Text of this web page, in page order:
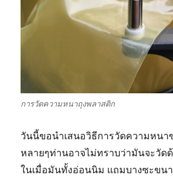
การวัดความหนาถุงพลาสติก
วันนี้ขอนำเสนอวิธีการวัดความหนา
หลายๆท่านอาจไม่ทราบว่ามันจะวัด
ในเมื่อมันทั้งอ่อนนิม แถมบางซะขน